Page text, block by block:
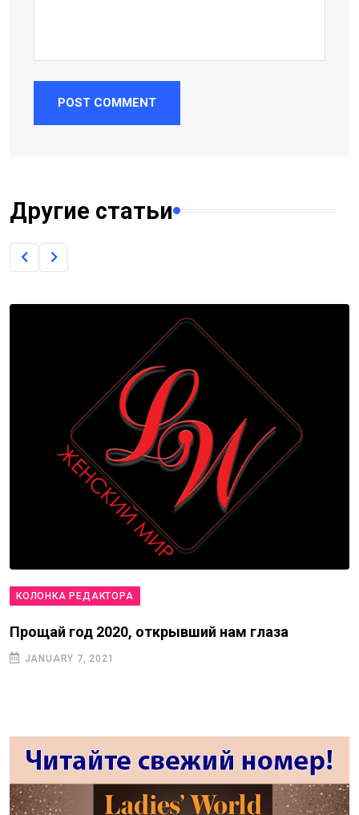
POST COMMENT
Другие статьи
КОЛОНКА РЕДАКТОРА
Прощай год 2020, открывший нам глаза
JANUARY 7, 2021